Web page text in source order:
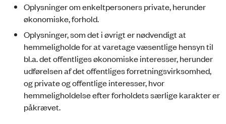
Oplysninger om enkeltpersoners private, herunder
økonomiske, forhold.
Oplysninger, som det i øvrigt er nødvendigt at
hemmeligholde for at varetage væsentlige hensyn til
bl.a. det offentliges økonomiske interesser, herunder
udførelsen af det offentliges forretningsvirksomhed,
og private og offentlige interesser, hvor
hemmeligholdelse efter forholdets særlige karakter er
påkrævet.